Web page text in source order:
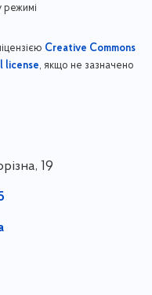
режимі
Creative Commons
license, якщо не зазначено
19